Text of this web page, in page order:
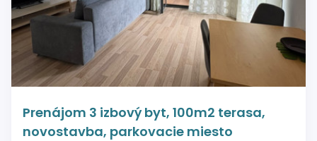
Prenájom 3 izbový byt, 100m2 terasa,
novostavba, parkovacie miesto